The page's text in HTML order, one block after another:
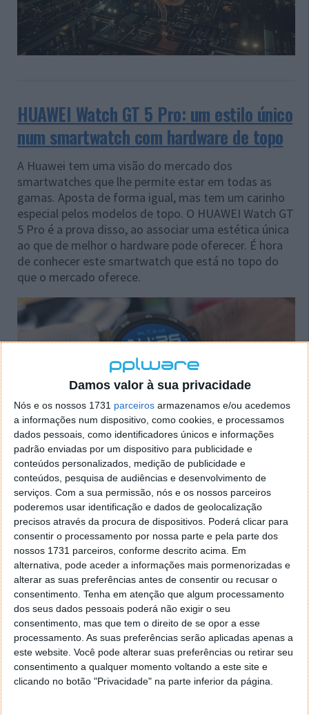
Damos valor à sua privacidade
Nós e os nossos 1731 parceiros armazenamos e/ou acedemos
a informações num dispositivo, como cookies, e processamos
dados pessoais, como identificadores únicos e informações
padrão enviadas por um dispositivo para publicidade e
conteúdos personalizados, medição de publicidade e
conteúdos, pesquisa de audiências e desenvolvimento de
serviços. Com a sua permissão, nós e os nossos parceiros
poderemos usar identificação e dados de geolocalização
precisos através da procura de dispositivos. Poderá clicar para
consentir o processamento por nossa parte e pela parte dos
nossos 1731 parceiros, conforme descrito acima. Em
alternativa, pode aceder a informações mais pormenorizadas e
alterar as suas preferências antes de consentir ou recusar o
consentimento. Tenha em atenção que algum processamento
dos seus dados pessoais poderá não exigir o seu
consentimento, mas que tem o direito de se opor a esse
processamento. As suas preferências serão aplicadas apenas a
este website. Você pode alterar suas preferências ou retirar seu
consentimento a qualquer momento voltando a este site e
clicando no botão "Privacidade" na parte inferior da página.
HUAWEI Watch GT 5 Pro: um estilo único
num smartwatch com hardware de topo
A Huawei tem uma visão do mercado dos
smartwatches que lhe permite estar em todas as
gamas. Aposta de forma igual, mas tem um carinho
especial pelos modelos de topo. O HUAWEI Watch GT
5 Pro é a prova disso, ao associar uma estética única
ao que de melhor o hardware pode oferecer. É hora
de conhecer este smartwatch que está no topo do
que o mercado oferece.
Apple anuncia novo iPad mini com chip
A17 Pro, suporte para Pencil Pro e Apple
Intelligence
Tal como o mercado já vinha a palpitar, a Apple acaba
de anunciar um novo iPad mini. Este traz o poderoso
chip A17 Pro, suporte para Pencil Pro e Apple
Intelligence. Não tendo o mais recente, traz,
contudo, um dos mais poderosos SoCs do mercado.
Mas as novidades não se ficam por aqui.